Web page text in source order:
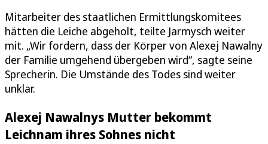
Mitarbeiter des staatlichen Ermittlungskomitees
hätten die Leiche abgeholt, teilte Jarmysch weiter
mit. „Wir fordern, dass der Körper von Alexej Nawalny
der Familie umgehend übergeben wird“, sagte seine
Sprecherin. Die Umstände des Todes sind weiter
unklar.
Alexej Nawalnys Mutter bekommt
Leichnam ihres Sohnes nicht